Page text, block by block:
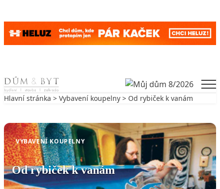
Skip to content
Hlavní stránka > Vybavení koupelny > Od rybiček k vanám
VYBAVENÍ KOUPELNY
Od rybiček k vanám